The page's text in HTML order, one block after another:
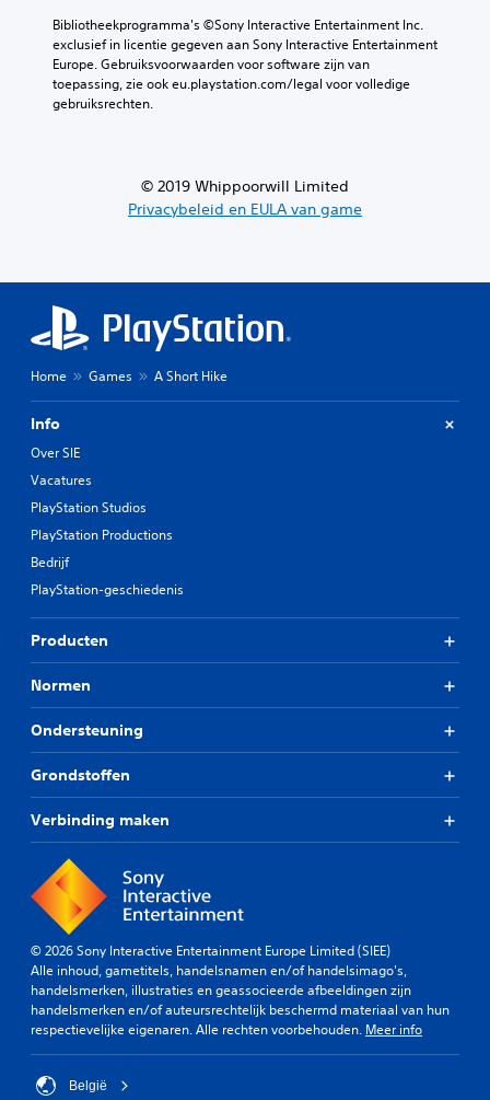
Bibliotheekprogramma's ©Sony Interactive Entertainment Inc.
exclusief in licentie gegeven aan Sony Interactive Entertainment
Europe. Gebruiksvoorwaarden voor software zijn van
toepassing, zie ook eu.playstation.com/legal voor volledige
gebruiksrechten.
© 2019 Whippoorwill Limited
Privacybeleid en EULA van game
Home Games A Short Hike
Info
Over SIE
Vacatures
PlayStation Studios
PlayStation Productions
Bedrijf
PlayStation-geschiedenis
Producten
Normen
Ondersteuning
Grondstoffen
Verbinding maken
© 2026 Sony Interactive Entertainment Europe Limited (SIEE)
Alle inhoud, gametitels, handelsnamen en/of handelsimago's,
handelsmerken, illustraties en geassocieerde afbeeldingen zijn
handelsmerken en/of auteursrechtelijk beschermd materiaal van hun
respectievelijke eigenaren. Alle rechten voorbehouden. Meer info
België